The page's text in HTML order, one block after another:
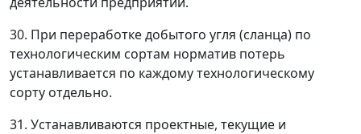
30. При переработке добытого угля (сланца) по
технологическим сортам норматив потерь
устанавливается по каждому технологическому
сорту отдельно.
31. Устанавливаются проектные, текущие и